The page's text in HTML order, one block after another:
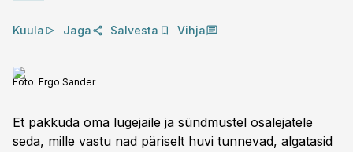
Kuula Jaga Salvesta Vihja
Foto: Ergo Sander
Et pakkuda oma lugejaile ja sündmustel osalejatele
seda, mille vastu nad päriselt huvi tunnevad, algatasid